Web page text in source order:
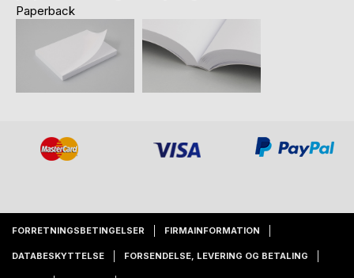
Paperback
FORRETNINGSBETINGELSER FIRMAINFORMATION
DATABESKYTTELSE FORSENDELSE, LEVERING OG BETALING